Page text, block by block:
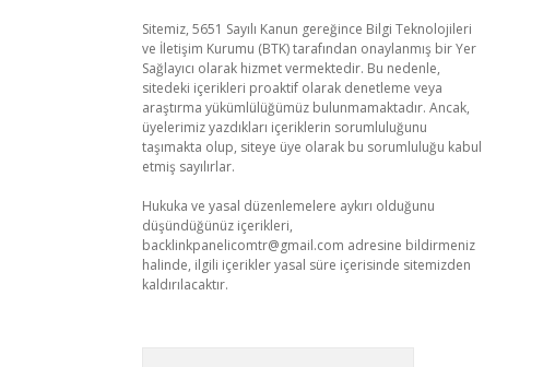
Sitemiz, 5651 Sayılı Kanun gereğince Bilgi Teknolojileri
ve İletişim Kurumu (BTK) tarafından onaylanmış bir Yer
Sağlayıcı olarak hizmet vermektedir. Bu nedenle,
sitedeki içerikleri proaktif olarak denetleme veya
araştırma yükümlülüğümüz bulunmamaktadır. Ancak,
üyelerimiz yazdıkları içeriklerin sorumluluğunu
taşımakta olup, siteye üye olarak bu sorumluluğu kabul
etmiş sayılırlar.
Hukuka ve yasal düzenlemelere aykırı olduğunu
düşündüğünüz içerikleri,
backlinkpanelicomtr@gmail.com adresine bildirmeniz
halinde, ilgili içerikler yasal süre içerisinde sitemizden
kaldırılacaktır.